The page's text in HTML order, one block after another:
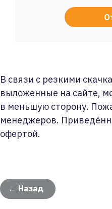
В связи с резкими
выложенные на сайте,
в меньшую сторону.
менеджеров.
офертой.
← Назад